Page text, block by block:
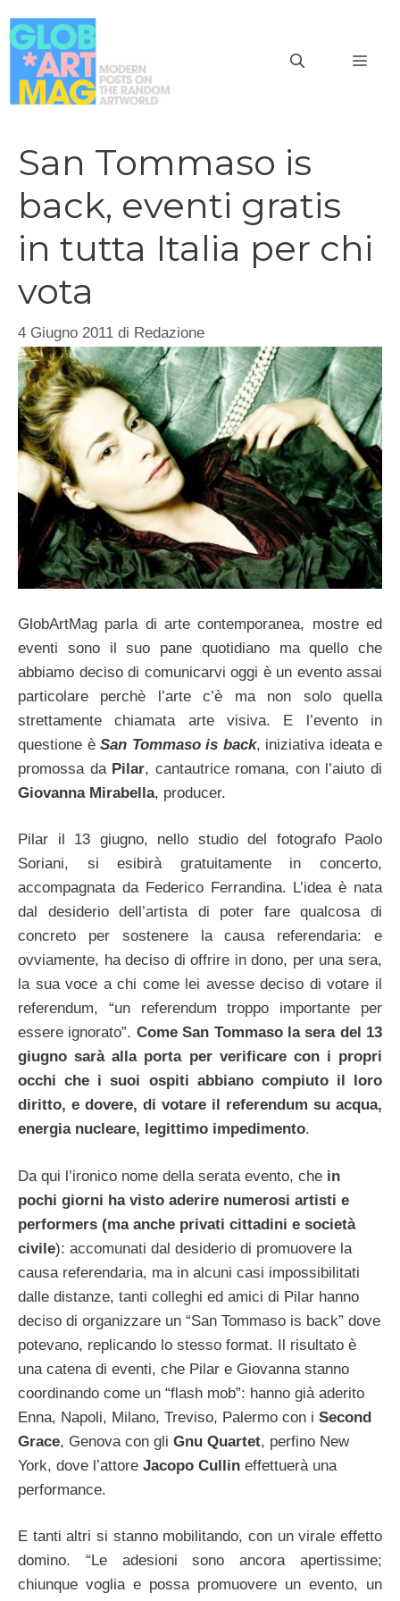
al
contenuto
San Tommaso is
back, eventi gratis
in tutta Italia per chi
vota
4 Giugno 2011 di Redazione
GlobArtMag parla di arte contemporanea, mostre ed
eventi sono il suo pane quotidiano ma quello che
abbiamo deciso di comunicarvi oggi è un evento assai
particolare perchè l’arte c’è ma non solo quella
strettamente chiamata arte visiva. E l’evento in
questione è San Tommaso is back, iniziativa ideata e
promossa da Pilar, cantautrice romana, con l’aiuto di
Giovanna Mirabella, producer.
Pilar il 13 giugno, nello studio del fotografo Paolo
Soriani, si esibirà gratuitamente in concerto,
accompagnata da Federico Ferrandina. L’idea è nata
dal desiderio dell’artista di poter fare qualcosa di
concreto per sostenere la causa referendaria: e
ovviamente, ha deciso di offrire in dono, per una sera,
la sua voce a chi come lei avesse deciso di votare il
referendum, “un referendum troppo importante per
essere ignorato”. Come San Tommaso la sera del 13
giugno sarà alla porta per verificare con i propri
occhi che i suoi ospiti abbiano compiuto il loro
diritto, e dovere, di votare il referendum su acqua,
energia nucleare, legittimo impedimento.
Da qui l’ironico nome della serata evento, che in
pochi giorni ha visto aderire numerosi artisti e
performers (ma anche privati cittadini e società
civile): accomunati dal desiderio di promuovere la
causa referendaria, ma in alcuni casi impossibilitati
dalle distanze, tanti colleghi ed amici di Pilar hanno
deciso di organizzare un “San Tommaso is back” dove
potevano, replicando lo stesso format. Il risultato è
una catena di eventi, che Pilar e Giovanna stanno
coordinando come un “flash mob”: hanno già aderito
Enna, Napoli, Milano, Treviso, Palermo con i Second
Grace, Genova con gli Gnu Quartet, perfino New
York, dove l’attore Jacopo Cullin effettuerà una
performance.
E tanti altri si stanno mobilitando, con un virale effetto
domino. “Le adesioni sono ancora apertissime;
chiunque voglia e possa promuovere un evento, un